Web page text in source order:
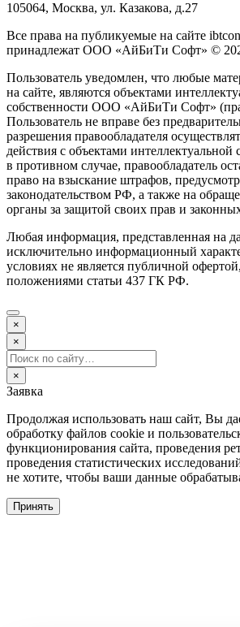
105064, Москва, ул. Казакова, д.27
Все права на публикуемые на сайте
принадлежат ООО «АйБиТи Софт» ©
Пользователь уведомлен, что любые
на сайте, являются объектами
собственности ООО «АйБиТи Софт»
Пользователь не вправе без
разрешения правообладателя
действия с объектами интеллектуальной
в противном случае, правообладатель
право на взыскание штрафов,
законодательством РФ, а также на
органы за защитой своих прав и
Любая информация, представленная на
исключительно информационный
условиях не является публичной
положениями статьи 437 ГК РФ.
×
×
×
Заявка
Продолжая использовать наш сайт, Вы
обработку файлов cookie и
функционирования сайта, проведения
проведения статистических
не хотите, чтобы ваши данные
Принять